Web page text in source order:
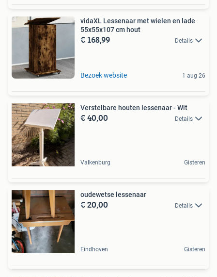
vidaXL Lessenaar met wielen en lade
55x55x107 cm hout
€ 168,99 Details
Bezoek website 1 aug 26
Verstelbare houten lessenaar - Wit
€ 40,00 Details
Valkenburg Gisteren
oudewetse lessenaar
€ 20,00 Details
Eindhoven Gisteren